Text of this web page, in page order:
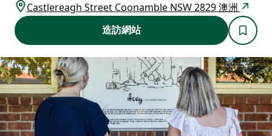
Castlereagh Street Coonamble NSW 2829 澳洲
造訪網站